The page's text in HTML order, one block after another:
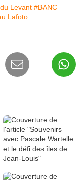
Levant #BANC
Lafoto